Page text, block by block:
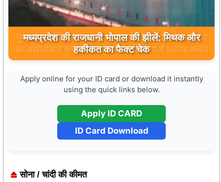
मुख्यमंत्री डॉ. मोहन यादव ने मऊगंज के बहुती जलप्रपात
का अवलोकन कर पर्यटन विकास की दिशा में उठाया कदम
Apply online for your ID card or download it instantly
using the quick links below.
Apply ID CARD
ID Card Download
सोना / चांदी की कीमत